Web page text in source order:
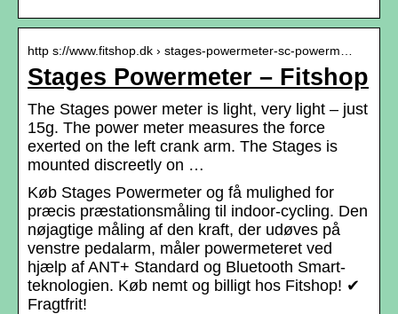
http s://www.fitshop.dk › stages-powermeter-sc-powerm…
Stages Powermeter – Fitshop
The Stages power meter is light, very light – just
15g. The power meter measures the force
exerted on the left crank arm. The Stages is
mounted discreetly on …
Køb Stages Powermeter og få mulighed for
præcis præstationsmåling til indoor-cycling. Den
nøjagtige måling af den kraft, der udøves på
venstre pedalarm, måler powermeteret ved
hjælp af ANT+ Standard og Bluetooth Smart-
teknologien. Køb nemt og billigt hos Fitshop! ✔
Fragtfrit!